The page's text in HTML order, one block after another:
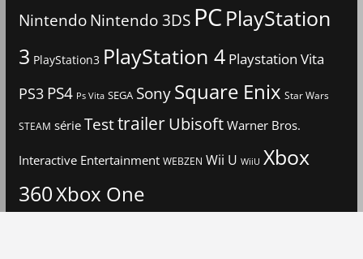
Nintendo Nintendo 3DS PCPlayStation
3 PlayStation3 PlayStation 4 Playstation Vita
PS3 PS4 Ps Vita SEGA Sony Square Enix Star Wars
STEAM série TesttrailerUbisoftWarner Bros.
Interactive Entertainment WEBZEN Wii U WiiU Xbox
360Xbox One